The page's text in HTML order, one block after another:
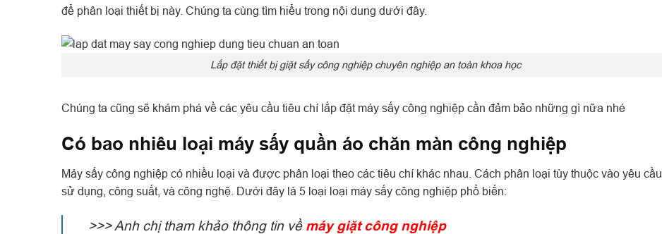
để phân loại thiết bị này. Chúng ta cùng tìm hiểu trong nội dung dưới đây.
Lắp đặt thiết bị giặt sấy công nghiệp chuyên nghiệp an toàn khoa học
Chúng ta cũng sẽ khám phá về các yêu cầu tiêu chí lắp đặt máy sấy công nghiệp cần đảm bảo những gì nữa nhé
Có bao nhiêu loại máy sấy quần áo chăn màn công nghiệp
Máy sấy công nghiệp có nhiều loại và được phân loại theo các tiêu chí khác nhau. Cách phân loại tùy thuộc vào yêu cầu
sử dụng, công suất, và công nghệ. Dưới đây là 5 loại loại máy sấy công nghiệp phổ biến:
>>> Anh chị tham khảo thông tin về máy giặt công nghiệp